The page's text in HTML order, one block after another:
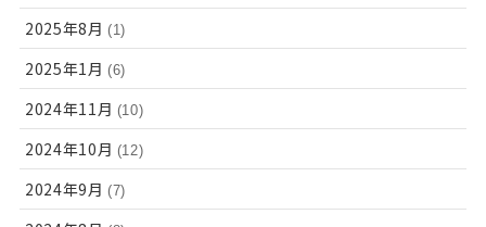
2025年8月 (1)
2025年1月 (6)
2024年11月 (10)
2024年10月 (12)
2024年9月 (7)